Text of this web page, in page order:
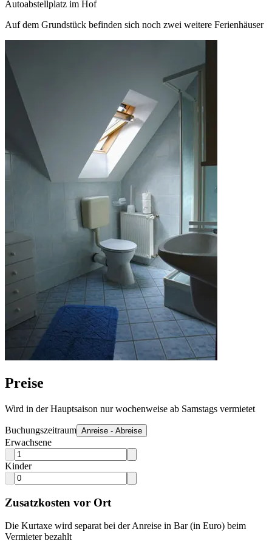
Autoabstellplatz im Hof
Auf dem Grundstück befinden sich noch zwei weitere Ferienhäuser
Preise
Wird in der Hauptsaison nur wochenweise ab Samstags vermietet
Buchungszeitraum Anreise - Abreise
Erwachsene
Kinder
Zusatzkosten vor Ort
Die Kurtaxe wird separat bei der Anreise in Bar (in Euro) beim
Vermieter bezahlt